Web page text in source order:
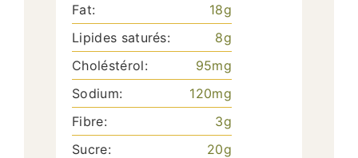
Fat:
18g
Lipides saturés:
8g
Choléstérol:
95mg
Sodium:
120mg
Fibre:
3g
Sucre:
20g